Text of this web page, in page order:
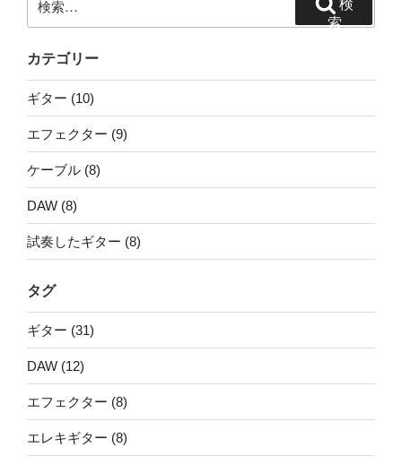
索:
索
カテゴリー
ギター (10)
エフェクター (9)
ケーブル (8)
DAW (8)
試奏したギター (8)
タグ
ギター (31)
DAW (12)
エフェクター (8)
エレキギター (8)